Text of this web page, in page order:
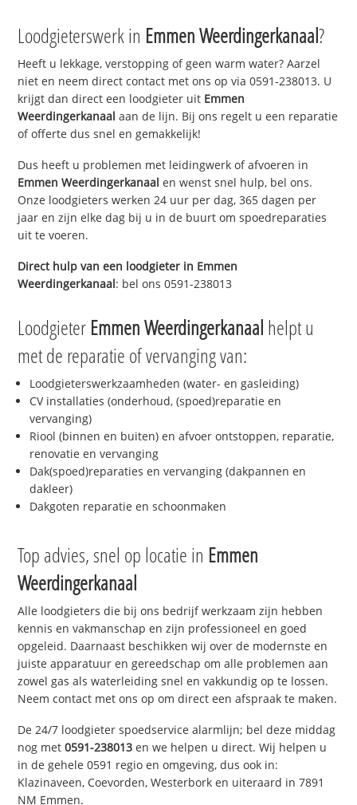
Loodgieterswerk in Emmen Weerdingerkanaal?
Heeft u lekkage, verstopping of geen warm water? Aarzel
niet en neem direct contact met ons op via 0591-238013. U
krijgt dan direct een loodgieter uit Emmen
Weerdingerkanaal aan de lijn. Bij ons regelt u een reparatie
of offerte dus snel en gemakkelijk!
Dus heeft u problemen met leidingwerk of afvoeren in
Emmen Weerdingerkanaal en wenst snel hulp, bel ons.
Onze loodgieters werken 24 uur per dag, 365 dagen per
jaar en zijn elke dag bij u in de buurt om spoedreparaties
uit te voeren.
Direct hulp van een loodgieter in Emmen
Weerdingerkanaal: bel ons 0591-238013
Loodgieter Emmen Weerdingerkanaal helpt u
met de reparatie of vervanging van:
Loodgieterswerkzaamheden (water- en gasleiding)
CV installaties (onderhoud, (spoed)reparatie en
vervanging)
Riool (binnen en buiten) en afvoer ontstoppen, reparatie,
renovatie en vervanging
Dak(spoed)reparaties en vervanging (dakpannen en
dakleer)
Dakgoten reparatie en schoonmaken
Top advies, snel op locatie in Emmen
Weerdingerkanaal
Alle loodgieters die bij ons bedrijf werkzaam zijn hebben
kennis en vakmanschap en zijn professioneel en goed
opgeleid. Daarnaast beschikken wij over de modernste en
juiste apparatuur en gereedschap om alle problemen aan
zowel gas als waterleiding snel en vakkundig op te lossen.
Neem contact met ons op om direct een afspraak te maken.
De 24/7 loodgieter spoedservice alarmlijn; bel deze middag
nog met0591-238013 en we helpen u direct. Wij helpen u
in de gehele 0591 regio en omgeving, dus ook in:
Klazinaveen, Coevorden, Westerbork en uiteraard in 7891
NM Emmen.